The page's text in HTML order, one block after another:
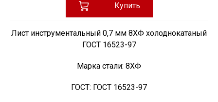
Купить
Лист инструментальный 0,7 мм 8ХФ холоднокатаный
ГОСТ 16523-97
Марка стали: 8ХФ
ГОСТ: ГОСТ 16523-97